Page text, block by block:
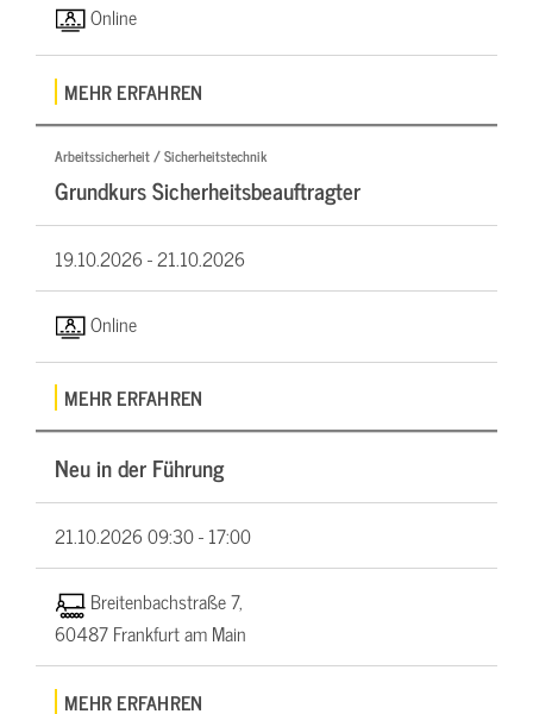
Online
MEHR ERFAHREN
Arbeitssicherheit / Sicherheitstechnik
Grundkurs Sicherheitsbeauftragter
19.10.2026 -21.10.2026
Online
MEHR ERFAHREN
Neu in der Führung
21.10.202609:30 - 17:00
Breitenbachstraße 7,
60487 Frankfurt am Main
MEHR ERFAHREN